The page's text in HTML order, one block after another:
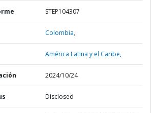
STEP104307
Colombia,
América Latina y el Caribe,
2024/10/24
Disclosed